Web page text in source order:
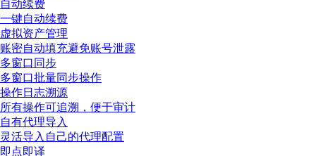
自动续费
一键自动续费
虚拟资产管理
账密自动填充避免账号泄露
多窗口同步
多窗口批量同步操作
操作日志溯源
所有操作可追溯，便于审计
自有代理导入
灵活导入自己的代理配置
即点即译